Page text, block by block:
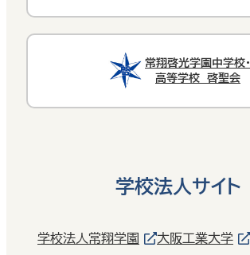
常翔啓光学園中学校・
高等学校 啓聖会
学校法人サイト
学校法人常翔学園 大阪工業大学